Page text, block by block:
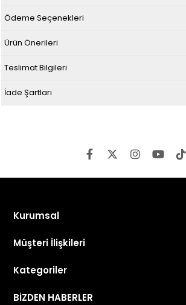
Ödeme Seçenekleri
Ürün Önerileri
Teslimat Bilgileri
İade Şartları
Kurumsal
Müşteri İlişkileri
Kategoriler
BİZDEN HABERLER